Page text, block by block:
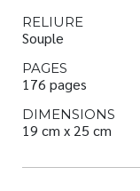
RELIURE
Souple
PAGES
176 pages
DIMENSIONS
19 cm x 25 cm